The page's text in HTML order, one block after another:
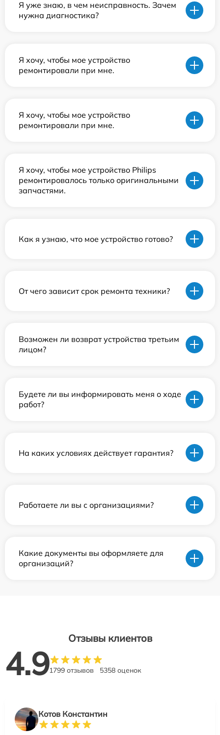
Я уже знаю, в чем неисправность. Зачем
нужна диагностика?
Я хочу, чтобы мое устройство
ремонтировали при мне.
Я хочу, чтобы мое устройство
ремонтировали при мне.
Я хочу, чтобы мое устройство Philips
ремонтировалось только оригинальными
запчастями.
Как я узнаю, что мое устройство готово?
От чего зависит срок ремонта техники?
Возможен ли возврат устройства третьим
лицом?
Будете ли вы информировать меня о ходе
работ?
На каких условиях действует гарантия?
Работаете ли вы с организациями?
Какие документы вы оформляете для
организаций?
Отзывы клиентов
4.91799 отзывов 5358 оценок
Котов Константин